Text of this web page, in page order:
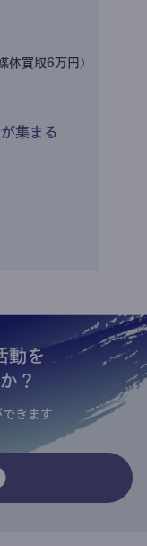
体買取6万円)
集まる
動を
？
きます